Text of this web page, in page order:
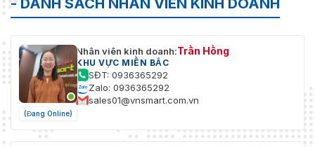
- DANH SÁCH NHÂN VIÊN KINH DOANH
(Đang Online)
Nhân viên kinh doanh:Trần Hồng
KHU VỰC MIỀN BẮC
SĐT: 0936365292
Zalo: 0936365292
sales01@vnsmart.com.vn